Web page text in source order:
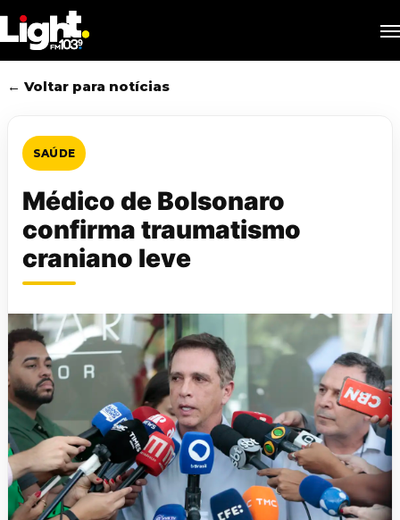
to
main
content
← Voltar para notícias
SAÚDE
Médico de Bolsonaro
confirma traumatismo
craniano leve